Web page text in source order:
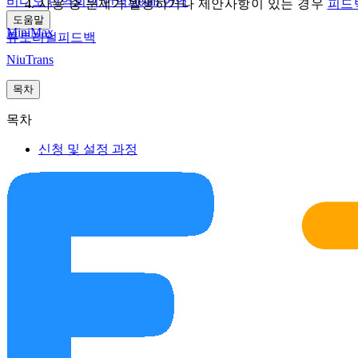
도움말
튜토리얼피드백
사용 중 문제가 발생하거나 제안사항이 있는 경우 피드
MiniMax
NiuTrans
목차
목차
신청 및 설정 과정